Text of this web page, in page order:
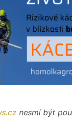
nesmí být